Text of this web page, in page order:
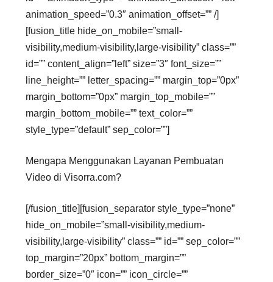
animation_speed=”0.3″ animation_offset=”” /]
[fusion_title hide_on_mobile=”small-
visibility,medium-visibility,large-visibility” class=””
id=”” content_align=”left” size=”3″ font_size=””
line_height=”” letter_spacing=”” margin_top=”0px”
margin_bottom=”0px” margin_top_mobile=””
margin_bottom_mobile=”” text_color=””
style_type=”default” sep_color=””]
Mengapa Menggunakan Layanan Pembuatan
Video di Visorra.com?
[/fusion_title][fusion_separator style_type=”none”
hide_on_mobile=”small-visibility,medium-
visibility,large-visibility” class=”” id=”” sep_color=””
top_margin=”20px” bottom_margin=””
border_size=”0″ icon=”” icon_circle=””